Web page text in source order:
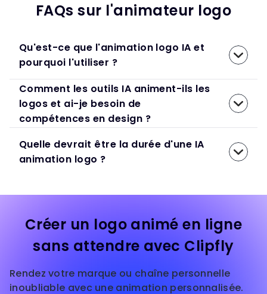
FAQs sur l'animateur logo
Qu'est-ce que l'animation logo IA et
pourquoi l'utiliser ?
Comment les outils IA animent-ils les
logos et ai-je besoin de
compétences en design ?
Quelle devrait être la durée d'une IA
animation logo ?
Créer un logo animé en ligne
sans attendre avec Clipfly
Rendez votre marque ou chaîne personnelle
inoubliable avec une animation personnalisée.